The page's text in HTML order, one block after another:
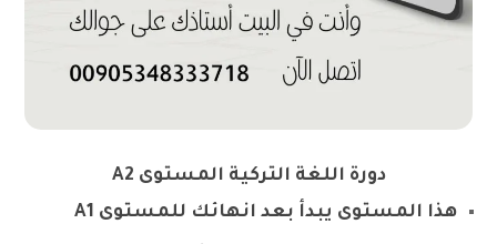
دورة اللغة التركية المستوى A2
هذا المستوى يبدأ بعد انهائك للمستوى A1